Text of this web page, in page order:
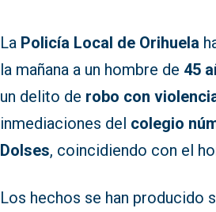
La Policía Local de Orihuela
la mañana a un hombre de 45
un delito de robo con
inmediaciones del colegio
Dolses, coincidiendo con el
Los hechos se han producido